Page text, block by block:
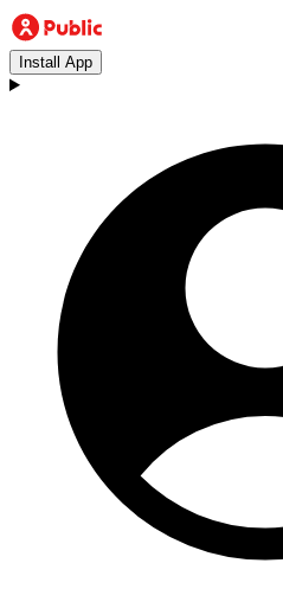
Install App